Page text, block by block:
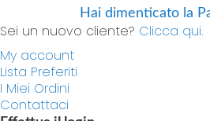
Hai dimenticato la
Sei un nuovo cliente? Clicca qui.
My account
Lista Preferiti
I Miei Ordini
Contattaci